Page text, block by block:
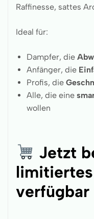
Raffinesse, sattes
Ideal für:
Dampfer, die
Anfänger, die
Profis, die
Alle, die eine
wollen
Jetzt
verfügbar